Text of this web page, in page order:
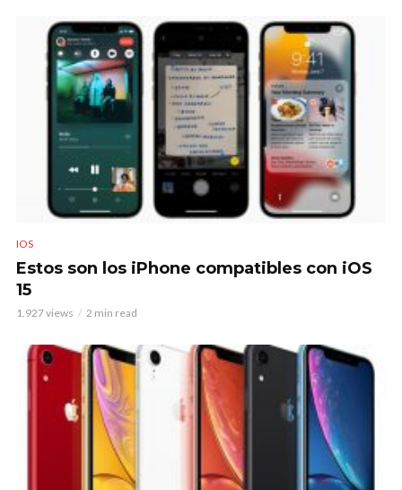
IOS
Estos son los iPhone compatibles con iOS
15
1.927 views 2 min read